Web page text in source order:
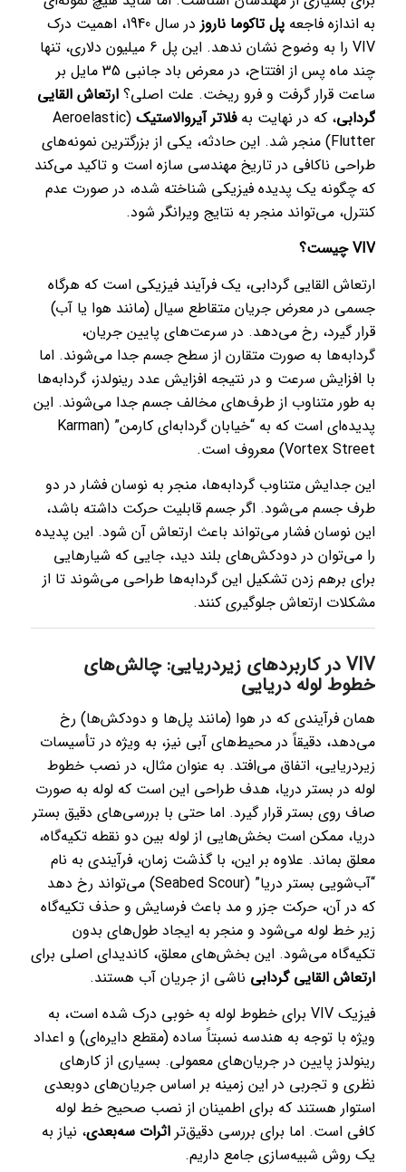
به اندازه فاجعه پل تاکوما ناروز
در سال 1940، اهمیت درک
VIV را به وضوح نشان ندهد. این پل 6 میلیون دلاری، تنها
چند ماه پس از افتتاح، در معرض باد جانبی 35 مایل بر
ساعت قرار گرفت و فرو ریخت. علت اصلی؟ ارتعاش القایی
گردابی، که در نهایت بهفلاتر آیروالاستیک (Aeroelastic
Flutter) منجر شد. این حادثه، یکی از بزرگترین نمونه‌های
طراحی ناکافی در تاریخ مهندسی سازه است و تاکید می‌کند
که چگونه یک پدیده فیزیکی شناخته شده، در صورت عدم
کنترل، می‌تواند منجر به نتایج ویرانگر شود.
VIV چیست؟
ارتعاش القایی گردابی، یک فرآیند فیزیکی است که هرگاه
جسمی در معرض جریان متقاطع سیال (مانند هوا یا آب)
قرار گیرد، رخ می‌دهد. در سرعت‌های پایین جریان،
گردابه‌ها به صورت متقارن از سطح جسم جدا می‌شوند. اما
با افزایش سرعت و در نتیجه افزایش عدد رینولدز، گردابه‌ها
به طور متناوب از طرف‌های مخالف جسم جدا می‌شوند. این
پدیده‌ای است که به “خیابان گردابه‌ای کارمن” (Karman
Vortex Street) معروف است.
این جدایش متناوب گردابه‌ها، منجر به نوسان فشار در دو
طرف جسم می‌شود. اگر جسم قابلیت حرکت داشته باشد،
این نوسان فشار می‌تواند باعث ارتعاش آن شود. این پدیده
را می‌توان در دودکش‌های بلند دید، جایی که شیارهایی
برای برهم زدن تشکیل این گردابه‌ها طراحی می‌شوند تا از
مشکلات ارتعاش جلوگیری کنند.
VIV در کاربردهای زیردریایی: چالش‌های
خطوط لوله دریایی
همان فرآیندی که در هوا (مانند پل‌ها و دودکش‌ها) رخ
می‌دهد، دقیقاً در محیط‌های آبی نیز، به ویژه در تأسیسات
زیردریایی، اتفاق می‌افتد. به عنوان مثال، در نصب خطوط
لوله در بستر دریا، هدف طراحی این است که لوله به صورت
صاف روی بستر قرار گیرد. اما حتی با بررسی‌های دقیق بستر
دریا، ممکن است بخش‌هایی از لوله بین دو نقطه تکیه‌گاه،
معلق بماند. علاوه بر این، با گذشت زمان، فرآیندی به نام
“آب‌شویی بستر دریا” (Seabed Scour) می‌تواند رخ دهد
که در آن، حرکت جزر و مد باعث فرسایش و حذف تکیه‌گاه
زیر خط لوله می‌شود و منجر به ایجاد طول‌های بدون
تکیه‌گاه می‌شود. این بخش‌های معلق، کاندیدای اصلی برای
ارتعاش القایی گردابی ناشی از جریان آب هستند.
فیزیک VIV برای خطوط لوله به خوبی درک شده است، به
ویژه با توجه به هندسه نسبتاً ساده (مقطع دایره‌ای) و اعداد
رینولدز پایین در جریان‌های معمولی. بسیاری از کارهای
نظری و تجربی در این زمینه بر اساس جریان‌های دوبعدی
استوار هستند که برای اطمینان از نصب صحیح خط لوله
کافی است. اما برای بررسی دقیق‌تر اثرات سه‌بعدی، نیاز به
یک روش شبیه‌سازی جامع داریم.